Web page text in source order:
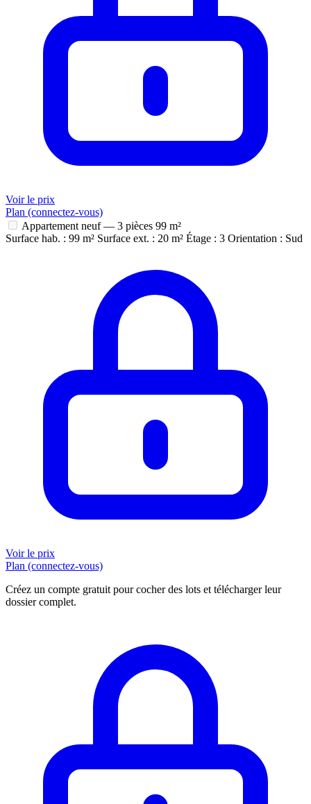
Voir le prix
Plan (connectez-vous)
Appartement neuf — 3 pièces 99 m²
Surface hab. : 99 m² Surface ext. : 20 m² Étage : 3 Orientation : Sud
Voir le prix
Plan (connectez-vous)
Créez un compte gratuit pour cocher des lots et télécharger leur
dossier complet.